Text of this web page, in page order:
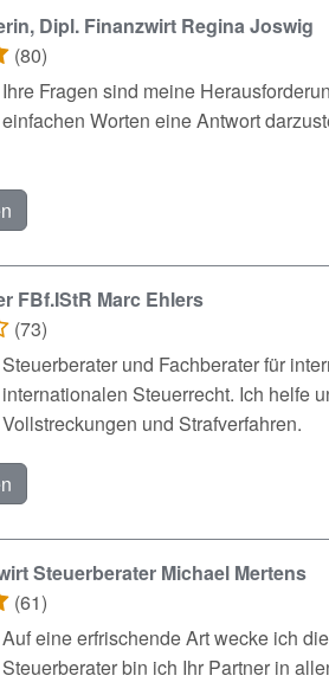
Dipl. Finanzwirt Regina Joswig
(80)
Ihre Fragen sind meine
einfachen Worten eine Antwort
FBf.IStR Marc Ehlers
(73)
Steuerberater und Fachberater für
internationalen Steuerrecht. Ich helfe
Vollstreckungen und Strafverfahren.
Steuerberater Michael Mertens
(61)
Auf eine erfrischende Art wecke ich
Steuerberater bin ich Ihr Partner in